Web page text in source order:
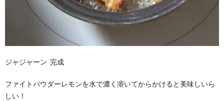
ジャジャーン 完成
ファイトパウダーレモンを水で濃く溶いてからかけると美味しいら
しい！